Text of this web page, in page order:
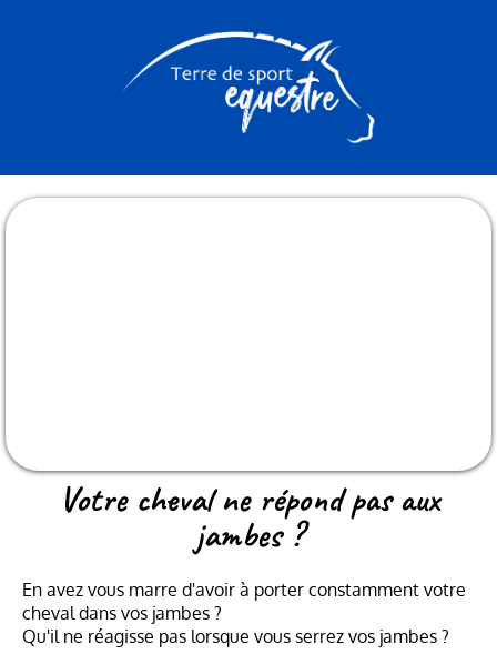
Votre cheval ne répond pas aux
jambes ?
En avez vous marre d'avoir à porter constamment votre
cheval dans vos jambes ?
Qu'il ne réagisse pas lorsque vous serrez vos jambes ?